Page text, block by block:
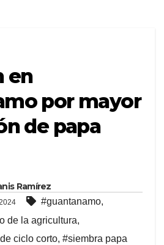
en
por mayor
de papa
Ramírez
#guantanamo,
de la agricultura,
ciclo corto, #siembra papa